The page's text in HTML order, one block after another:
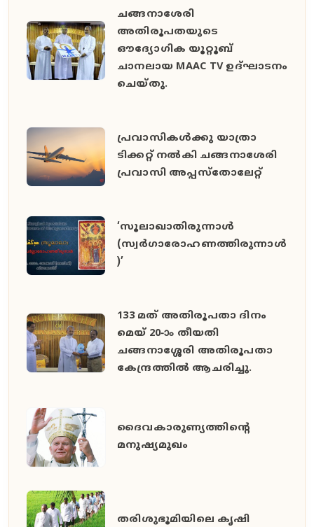
ചങ്ങനാശേരി
അതിരൂപതയുടെ
ഔദ്യോഗിക യൂറ്റൂബ്
ചാനലായ MAAC TV ഉദ്ഘാടനം
ചെയ്തു.
പ്രവാസികൾക്കു യാത്രാ
ടിക്കറ്റ് നൽകി ചങ്ങനാശേരി
പ്രവാസി അപ്പസ്തോലേറ്റ്
‘സൂലാഖാതിരുന്നാൾ
(സ്വർഗാരോഹണത്തിരുന്നാൾ
)’
133 മത് അതിരൂപതാ ദിനം
മെയ് 20-ാം തീയതി
ചങ്ങനാശ്ശേരി അതിരൂപതാ
കേന്ദ്രത്തിൽ ആചരിച്ചു.
ദൈവകാരുണ്യത്തിന്റെ
മനുഷ്യമുഖം
തരിശുഭൂമിയിലെ കൃഷി